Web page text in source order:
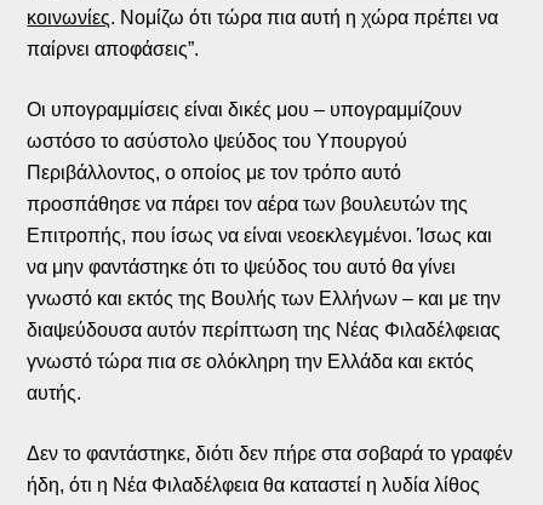
κοινωνίες. Νομίζω ότι τώρα πια αυτή η χώρα πρέπει να
παίρνει αποφάσεις”.
Οι υπογραμμίσεις είναι δικές μου – υπογραμμίζουν
ωστόσο το ασύστολο ψεύδος του Υπουργού
Περιβάλλοντος, ο οποίος με τον τρόπο αυτό
προσπάθησε να πάρει τον αέρα των βουλευτών της
Επιτροπής, που ίσως να είναι νεοεκλεγμένοι. Ίσως και
να μην φαντάστηκε ότι το ψεύδος του αυτό θα γίνει
γνωστό και εκτός της Βουλής των Ελλήνων – και με την
διαψεύδουσα αυτόν περίπτωση της Νέας Φιλαδέλφειας
γνωστό τώρα πια σε ολόκληρη την Ελλάδα και εκτός
αυτής.
Δεν το φαντάστηκε, διότι δεν πήρε στα σοβαρά το γραφέν
ήδη, ότι η Νέα Φιλαδέλφεια θα καταστεί η λυδία λίθος